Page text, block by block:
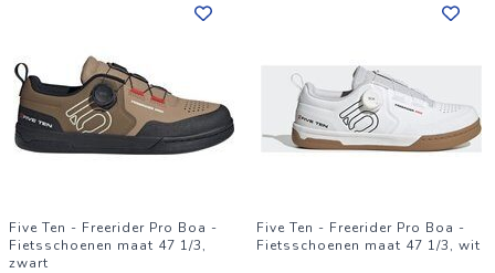
Five Ten - Freerider Pro Boa -
Fietsschoenen maat 47 1/3,
zwart
Five Ten - Freerider Pro Boa -
Fietsschoenen maat 47 1/3, wit